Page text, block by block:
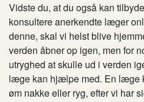
Vidste du, at du også kan
konsultere anerkendte læger
denne, skal vi helst blive
verden åbner op igen, men for
utryghed at skulle ud i verden
læge kan hjælpe med. En læge
øm nakke eller ryg, efter vi har